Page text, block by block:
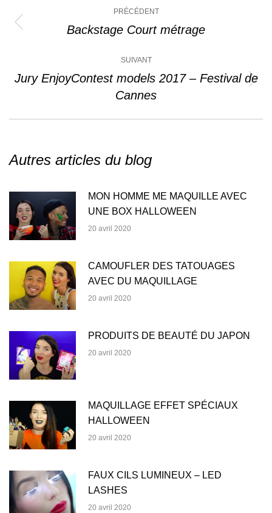
article
PRÉCÉDENT
Article
:
Backstage Court métrage
SUIVANT
Article
suivant
Jury EnjoyContest models 2017 – Festival de
Cannes
Autres articles du blog
MON HOMME ME MAQUILLE AVEC
UNE BOX HALLOWEEN
20 avril 2020
CAMOUFLER DES TATOUAGES
AVEC DU MAQUILLAGE
20 avril 2020
PRODUITS DE BEAUTÉ DU JAPON
20 avril 2020
MAQUILLAGE EFFET SPÉCIAUX
HALLOWEEN
20 avril 2020
FAUX CILS LUMINEUX – LED
LASHES
20 avril 2020